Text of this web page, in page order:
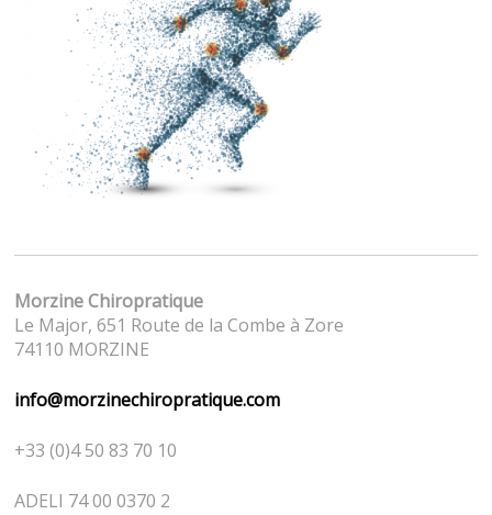
Morzine Chiropratique
Le Major, 651 Route de la Combe à Zore
74110 MORZINE
info@morzinechiropratique.com
+33 (0)4 50 83 70 10
ADELI 74 00 0370 2